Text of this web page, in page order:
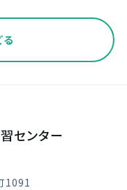
センター
1091